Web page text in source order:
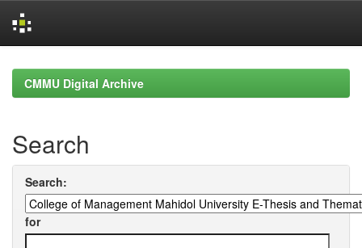
navigationCMMU Digital Archive
Search
Search:
for